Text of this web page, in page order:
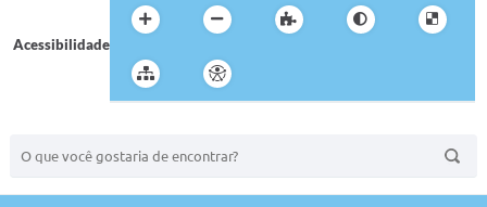
Acessibilidade